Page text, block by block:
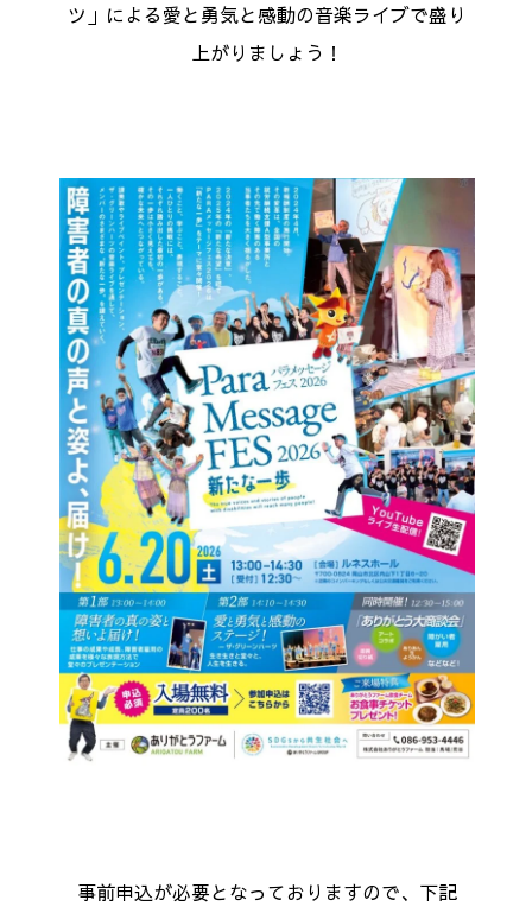
ツ」による愛と勇気と感動の音楽ライブで盛り
上がりましょう！
事前申込が必要となっておりますので、下記